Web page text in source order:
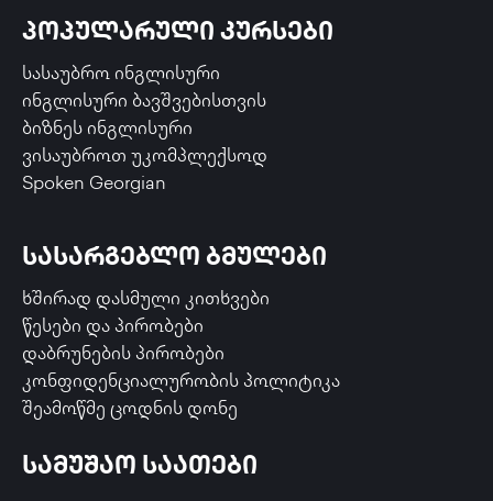
პოპულარული კურსები
სასაუბრო ინგლისური
ინგლისური ბავშვებისთვის
ბიზნეს ინგლისური
ვისაუბროთ უკომპლექსოდ
Spoken Georgian
სასარგებლო ბმულები
ხშირად დასმული კითხვები
წესები და პირობები
დაბრუნების პირობები
კონფიდენციალურობის პოლიტიკა
შეამოწმე ცოდნის დონე
სამუშაო საათები